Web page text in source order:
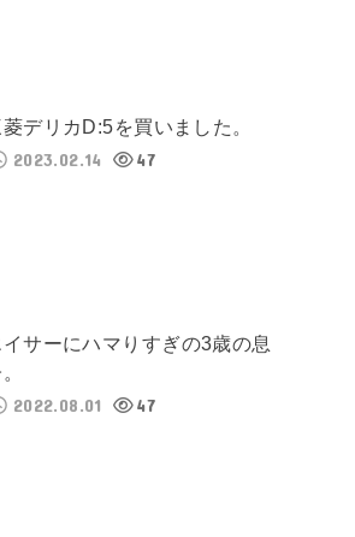
デリカD:5を買いました。
2023.02.14
47
イサーにハマりすぎの3歳の息
2022.08.01
47